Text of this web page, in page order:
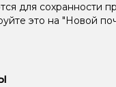
для сохранности
это на "Новой